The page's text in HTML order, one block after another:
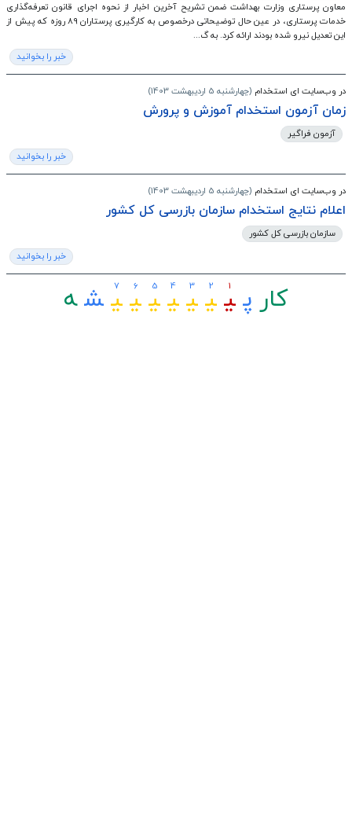
معاون پرستاری وزارت بهداشت ضمن تشریح آخرین اخبار از نحوه اجرای قانون تعرفه‌گذاری
خدمات پرستاری، در عین حال توضیحاتی درخصوص به کارگیری پرستاران ۸۹ روزه که پیش از
این تعدیل نیرو شده بودند ارائه کرد. به گ...
خبر را بخوانید
در وب‌سایت ای استخدام (چهارشنبه 5 اردیبهشت 1403)
زمان آزمون استخدام آموزش و پرورش
آزمون فراگیر
خبر را بخوانید
در وب‌سایت ای استخدام (چهارشنبه 5 اردیبهشت 1403)
اعلام نتایج استخدام سازمان بازرسی کل کشور
سازمان بازرسی کل کشور
خبر را بخوانید
کار ﭘ 1
ﯿ 2
ﯿ 3
ﯿ 4
ﯿ 5
ﯿ 6
ﯿ 7
ﯿ ﺸ ﻪ